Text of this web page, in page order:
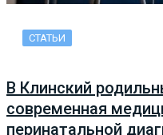
СТАТЬИ
В Клинский
современная
перинатальной